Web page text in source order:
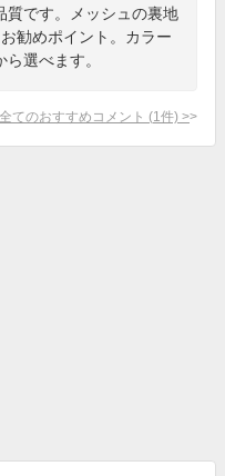
質です。メッシュの裏地
勧めポイント。カラー
選べます。
全てのおすすめコメント (1 件) >